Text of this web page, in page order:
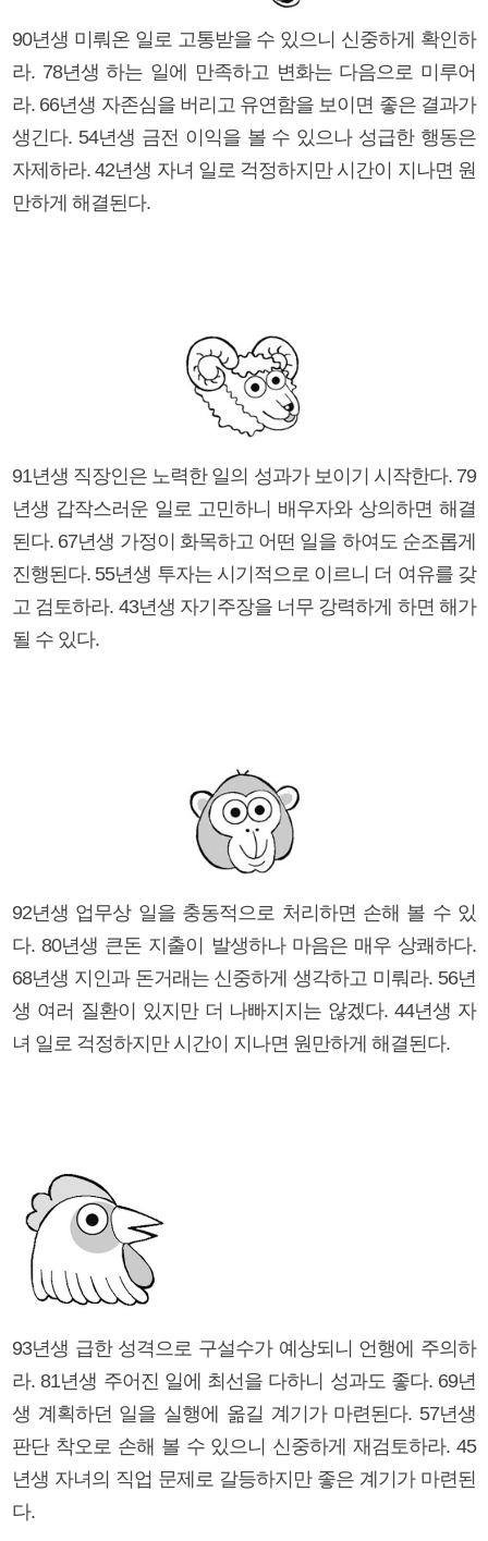
90년생 미뤄온 일로 고통받을 수 있으니 신중하게 확인하
라. 78년생 하는 일에 만족하고 변화는 다음으로 미루어
라. 66년생 자존심을 버리고 유연함을 보이면 좋은 결과가
생긴다. 54년생 금전 이익을 볼 수 있으나 성급한 행동은
자제하라. 42년생 자녀 일로 걱정하지만 시간이 지나면 원
만하게 해결된다.
91년생 직장인은 노력한 일의 성과가 보이기 시작한다. 79
년생 갑작스러운 일로 고민하니 배우자와 상의하면 해결
된다. 67년생 가정이 화목하고 어떤 일을 하여도 순조롭게
진행된다. 55년생 투자는 시기적으로 이르니 더 여유를 갖
고 검토하라. 43년생 자기주장을 너무 강력하게 하면 해가
될 수 있다.
92년생 업무상 일을 충동적으로 처리하면 손해 볼 수 있
다. 80년생 큰돈 지출이 발생하나 마음은 매우 상쾌하다.
68년생 지인과 돈거래는 신중하게 생각하고 미뤄라. 56년
생 여러 질환이 있지만 더 나빠지지는 않겠다. 44년생 자
녀 일로 걱정하지만 시간이 지나면 원만하게 해결된다.
93년생 급한 성격으로 구설수가 예상되니 언행에 주의하
라. 81년생 주어진 일에 최선을 다하니 성과도 좋다. 69년
생 계획하던 일을 실행에 옮길 계기가 마련된다. 57년생
판단 착오로 손해 볼 수 있으니 신중하게 재검토하라. 45
년생 자녀의 직업 문제로 갈등하지만 좋은 계기가 마련된
다.